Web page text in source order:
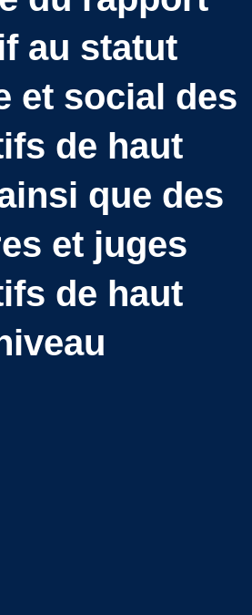
au statut
et social des
de haut
que des
et juges
de haut